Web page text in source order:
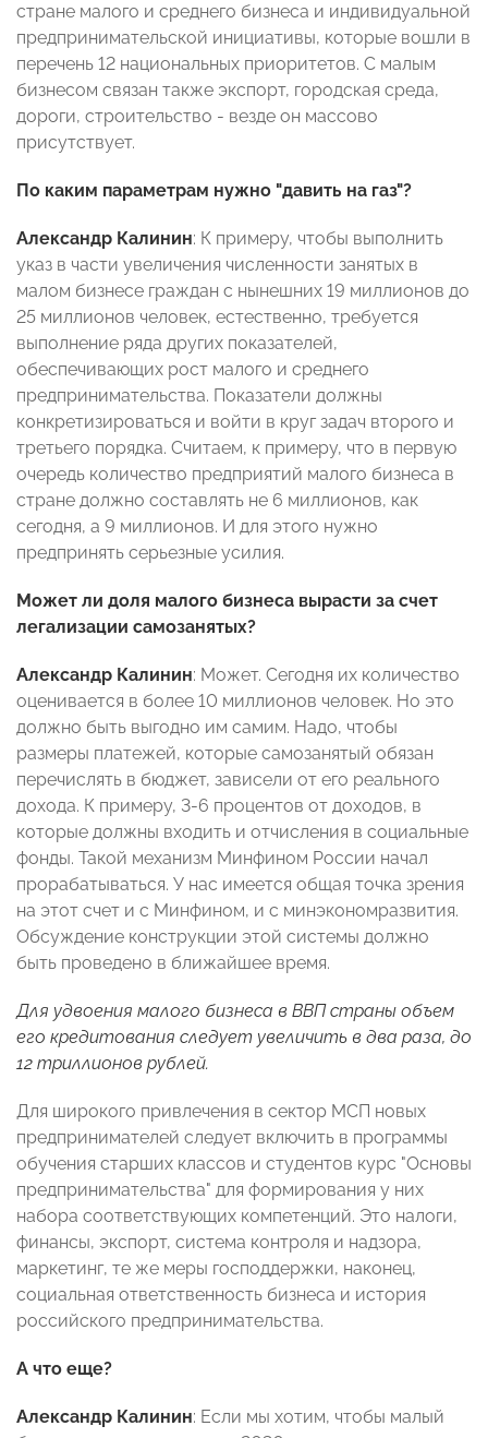
стране малого и среднего бизнеса и индивидуальной
предпринимательской инициативы, которые вошли в
перечень 12 национальных приоритетов. С малым
бизнесом связан также экспорт, городская среда,
дороги, строительство - везде он массово
присутствует.
По каким параметрам нужно "давить на газ"?
Александр Калинин: К примеру, чтобы выполнить
указ в части увеличения численности занятых в
малом бизнесе граждан с нынешних 19 миллионов до
25 миллионов человек, естественно, требуется
выполнение ряда других показателей,
обеспечивающих рост малого и среднего
предпринимательства. Показатели должны
конкретизироваться и войти в круг задач второго и
третьего порядка. Считаем, к примеру, что в первую
очередь количество предприятий малого бизнеса в
стране должно составлять не 6 миллионов, как
сегодня, а 9 миллионов. И для этого нужно
предпринять серьезные усилия.
Может ли доля малого бизнеса вырасти за счет
легализации самозанятых?
Александр Калинин: Может. Сегодня их количество
оценивается в более 10 миллионов человек. Но это
должно быть выгодно им самим. Надо, чтобы
размеры платежей, которые самозанятый обязан
перечислять в бюджет, зависели от его реального
дохода. К примеру, 3-6 процентов от доходов, в
которые должны входить и отчисления в социальные
фонды. Такой механизм Минфином России начал
прорабатываться. У нас имеется общая точка зрения
на этот счет и с Минфином, и с минэкономразвития.
Обсуждение конструкции этой системы должно
быть проведено в ближайшее время.
Для удвоения малого бизнеса в ВВП страны объем
его кредитования следует увеличить в два раза, до
12 триллионов рублей.
Для широкого привлечения в сектор МСП новых
предпринимателей следует включить в программы
обучения старших классов и студентов курс "Основы
предпринимательства" для формирования у них
набора соответствующих компетенций. Это налоги,
финансы, экспорт, система контроля и надзора,
маркетинг, те же меры господдержки, наконец,
социальная ответственность бизнеса и история
российского предпринимательства.
А что еще?
Александр Калинин: Если мы хотим, чтобы малый